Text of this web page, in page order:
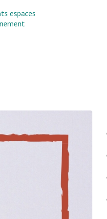
espaces